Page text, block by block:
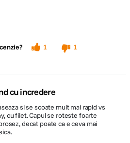
1
1
cu incredere
si se scoate mult mai rapid vs
cu filet. Capul se roteste foarte
decat poate ca e ceva mai